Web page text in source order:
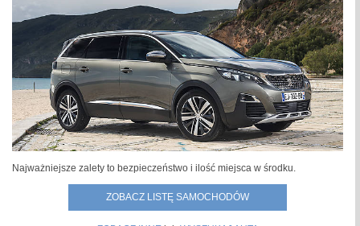
Najważniejsze zalety to bezpieczeństwo i ilość miejsca w środku.
ZOBACZ LISTĘ SAMOCHODÓW